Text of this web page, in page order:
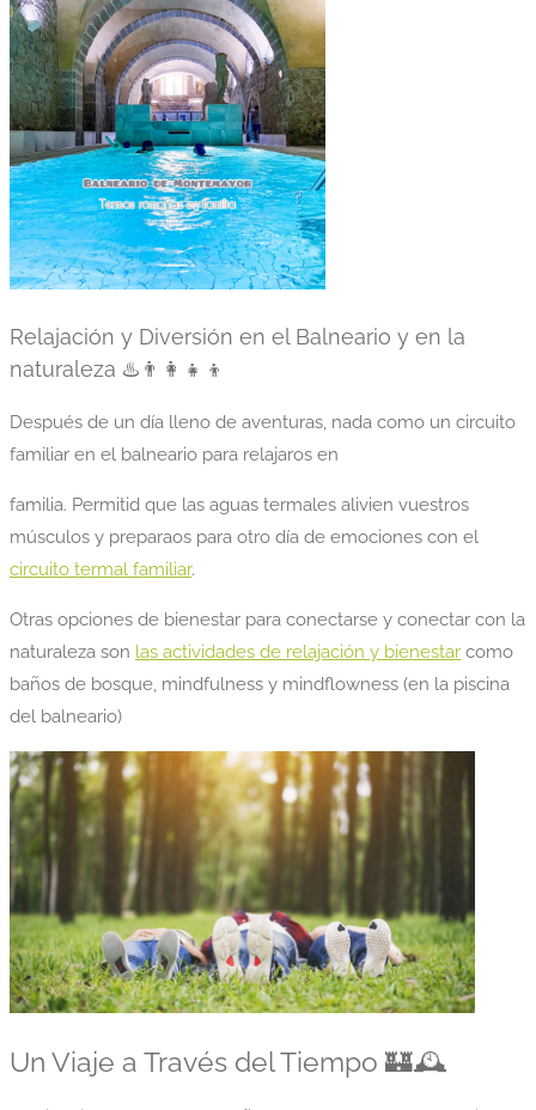
Relajación y Diversión en el Balneario y en la
naturaleza ♨️👨‍👩‍👧‍👦
Después de un día lleno de aventuras, nada como un circuito
familiar en el balneario para relajaros en
familia. Permitid que las aguas termales alivien vuestros
músculos y preparaos para otro día de emociones con el
circuito termal familiar.
Otras opciones de bienestar para conectarse y conectar con la
naturaleza son las actividades de relajación y bienestar como
baños de bosque, mindfulness y mindflowness (en la piscina
del balneario)
Un Viaje a Través del Tiempo 🏰🕰️